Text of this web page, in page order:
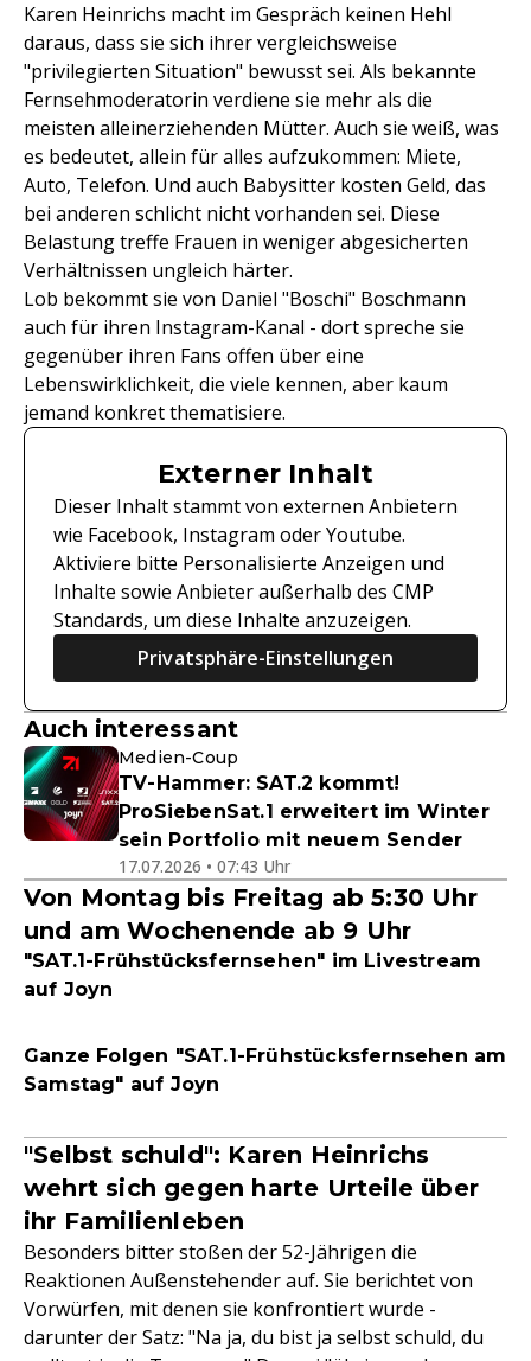
Karen Heinrichs macht im Gespräch keinen Hehl
daraus, dass sie sich ihrer vergleichsweise
"privilegierten Situation" bewusst sei. Als bekannte
Fernsehmoderatorin verdiene sie mehr als die
meisten alleinerziehenden Mütter. Auch sie weiß, was
es bedeutet, allein für alles aufzukommen: Miete,
Auto, Telefon. Und auch Babysitter kosten Geld, das
bei anderen schlicht nicht vorhanden sei. Diese
Belastung treffe Frauen in weniger abgesicherten
Verhältnissen ungleich härter.
Lob bekommt sie von Daniel "Boschi" Boschmann
auch für ihren Instagram-Kanal - dort spreche sie
gegenüber ihren Fans offen über eine
Lebenswirklichkeit, die viele kennen, aber kaum
jemand konkret thematisiere.
Externer Inhalt
Dieser Inhalt stammt von externen Anbietern
wie Facebook, Instagram oder Youtube.
Aktiviere bitte Personalisierte Anzeigen und
Inhalte sowie Anbieter außerhalb des CMP
Standards, um diese Inhalte anzuzeigen.
Privatsphäre-Einstellungen
Auch interessant
Medien-Coup
TV-Hammer: SAT.2 kommt!
ProSiebenSat.1 erweitert im Winter
sein Portfolio mit neuem Sender
17.07.2026 • 07:43 Uhr
Von Montag bis Freitag ab 5:30 Uhr
und am Wochenende ab 9 Uhr
"SAT.1-Frühstücksfernsehen" im Livestream
auf Joyn
Ganze Folgen "SAT.1-Frühstücksfernsehen am
Samstag" auf Joyn
"Selbst schuld": Karen Heinrichs
wehrt sich gegen harte Urteile über
ihr Familienleben
Besonders bitter stoßen der 52-Jährigen die
Reaktionen Außenstehender auf. Sie berichtet von
Vorwürfen, mit denen sie konfrontiert wurde -
darunter der Satz: "Na ja, du bist ja selbst schuld, du